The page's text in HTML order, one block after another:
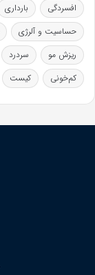
افسردگی بارداری
حساسیت و آلرژی
ریزش مو
سردرد
کم‌خونی
کیست